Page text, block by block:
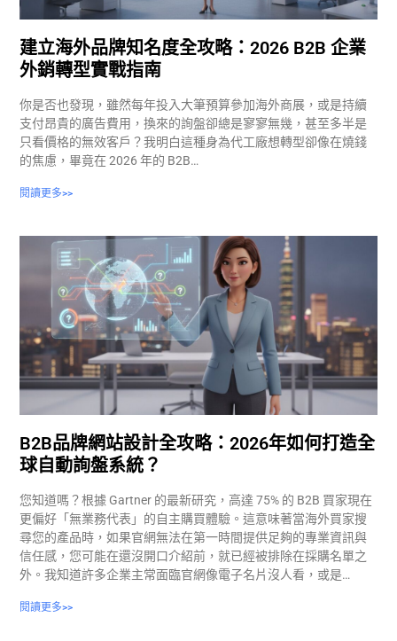
建立海外品牌知名度全攻略：2026 B2B 企業
外銷轉型實戰指南
你是否也發現，雖然每年投入大筆預算參加海外商展，或是持續
支付昂貴的廣告費用，換來的詢盤卻總是寥寥無幾，甚至多半是
只看價格的無效客戶？我明白這種身為代工廠想轉型卻像在燒錢
的焦慮，畢竟在 2026 年的 B2B…
閱讀更多>>
B2B品牌網站設計全攻略：2026年如何打造全
球自動詢盤系統？
您知道嗎？根據 Gartner 的最新研究，高達 75% 的 B2B 買家現在
更偏好「無業務代表」的自主購買體驗。這意味著當海外買家搜
尋您的產品時，如果官網無法在第一時間提供足夠的專業資訊與
信任感，您可能在還沒開口介紹前，就已經被排除在採購名單之
外。我知道許多企業主常面臨官網像電子名片沒人看，或是…
閱讀更多>>